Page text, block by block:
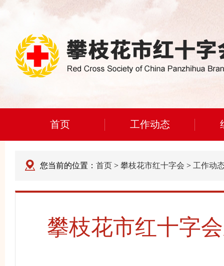
首页 工作动态
您当前的位置： 首页 > 攀枝花市红十字会 > 工作动
攀枝花市红十字